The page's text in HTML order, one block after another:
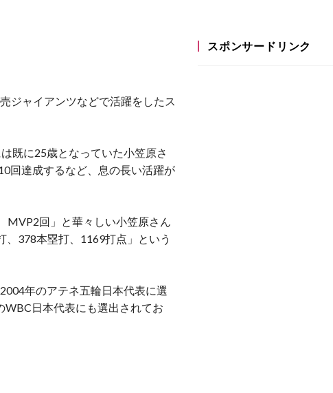
ジャイアンツなどで活躍をしたス
既に25歳となっていた小笠原さ
回達成するなど、息の長い活躍が
MVP2回」と華々しい小笠原さん
378本塁打、1169打点」という
年のアテネ五輪日本代表に選
日本代表にも選出されてお
スポンサードリンク